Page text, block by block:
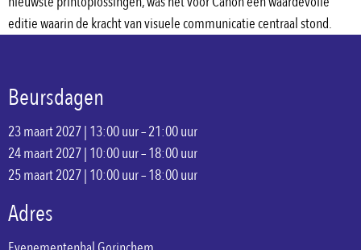
editie waarin de kracht van visuele communicatie centraal stond.
Beursdagen
23 maart 2027 | 13:00 uur – 21:00 uur
24 maart 2027 | 10:00 uur – 18:00 uur
25 maart 2027 | 10:00 uur – 18:00 uur
Adres